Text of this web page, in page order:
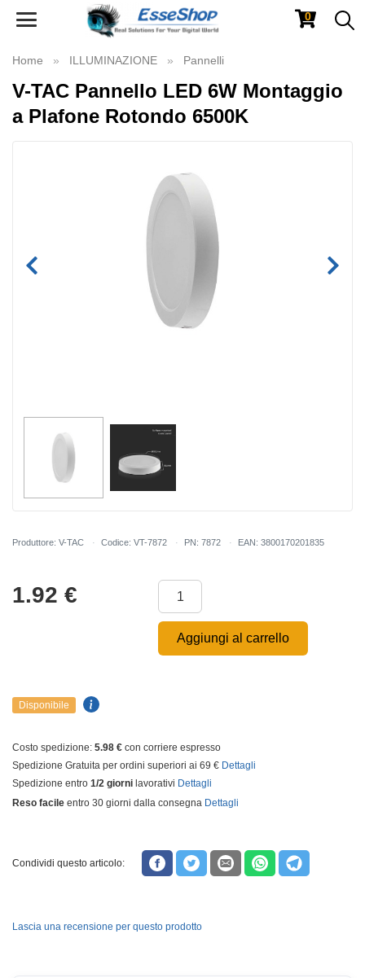
Toggle
0
Home ILLUMINAZIONE Pannelli
V-TAC Pannello LED 6W Montaggio
a Plafone Rotondo 6500K
Produttore: V-TAC Codice: VT-7872 PN: 7872 EAN: 3800170201835
1.92 €
Aggiungi al carrello
Disponibile
Costo spedizione: 5.98 € con corriere espresso
Spedizione Gratuita per ordini superiori ai 69 € Dettagli
Spedizione entro 1/2 giorni lavorativi Dettagli
Reso facile entro 30 giorni dalla consegna Dettagli
Condividi questo articolo:
Lascia una recensione per questo prodotto